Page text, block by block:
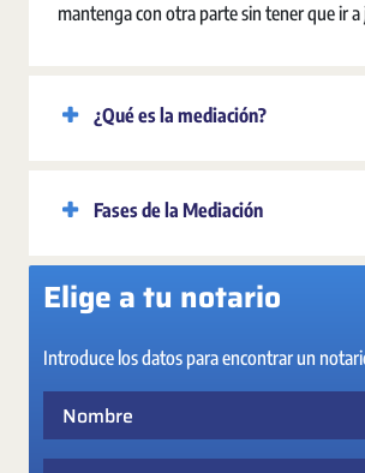
mantenga con otra parte sin tener que ir a
¿Qué es la mediación?
Fases de la Mediación
Elige a tu notario
Introduce los datos para encontrar un